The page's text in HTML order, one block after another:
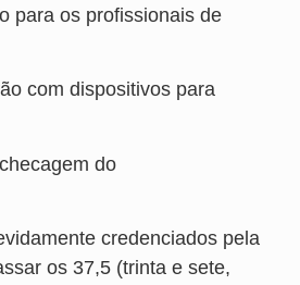
para os profissionais de
com dispositivos para
do
credenciados pela
os 37,5 (trinta e sete,